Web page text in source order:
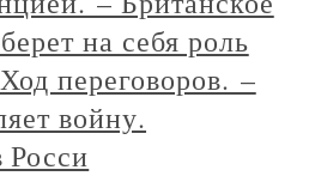
на себя роль
переговоров. –
войну.